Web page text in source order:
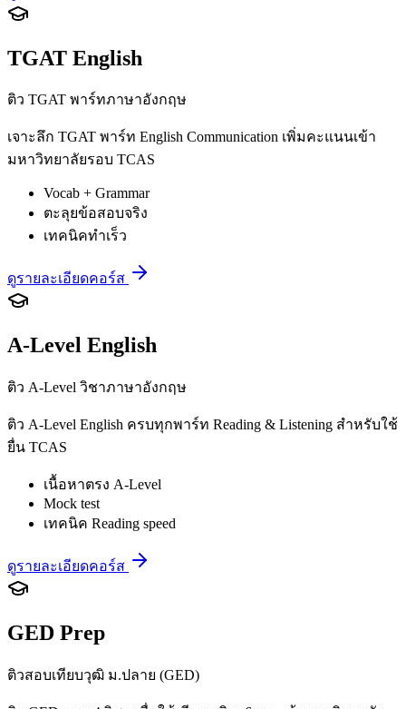
TGAT English
ติว TGAT พาร์ทภาษาอังกฤษ
เจาะลึก TGAT พาร์ท English Communication เพิ่มคะแนนเข้า
มหาวิทยาลัยรอบ TCAS
Vocab + Grammar
ตะลุยข้อสอบจริง
เทคนิคทำเร็ว
ดูรายละเอียดคอร์ส
A-Level English
ติว A-Level วิชาภาษาอังกฤษ
ติว A-Level English ครบทุกพาร์ท Reading & Listening สำหรับใช้
ยื่น TCAS
เนื้อหาตรง A-Level
Mock test
เทคนิค Reading speed
ดูรายละเอียดคอร์ส
GED Prep
ติวสอบเทียบวุฒิ ม.ปลาย (GED)